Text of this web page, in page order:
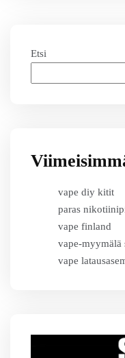
Etsi
vape diy kitit
paras
vape finland
vape-myymälä
vape